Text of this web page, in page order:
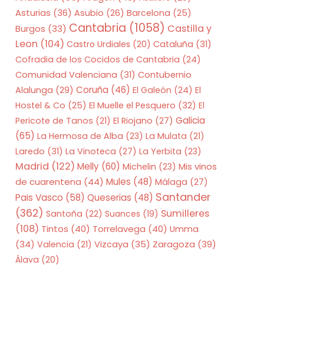
Asturias (36) Asubio (26) Barcelona (25)
Burgos (33) Cantabria (1058) Castilla y
Leon (104) Castro Urdiales (20) Cataluña (31)
Cofradia de los Cocidos de Cantabria (24)
Comunidad Valenciana (31) Contubernio
Alalunga (29) Coruña (46) El Galeón (24) El
Hostel & Co (25) El Muelle el Pesquero (32) El
Pericote de Tanos (21) El Riojano (27) Galicia
(65) La Hermosa de Alba (23) La Mulata (21)
Laredo (31) La Vinoteca (27) La Yerbita (23)
Madrid (122) Melly (60) Michelin (23) Mis vinos
de cuarentena (44) Mules (48) Málaga (27)
Pais Vasco (58) Queserias (48) Santander
(362) Santoña (22) Suances (19) Sumilleres
(108) Tintos (40) Torrelavega (40) Umma
(34) Valencia (21) Vizcaya (35) Zaragoza (39)
Álava (20)